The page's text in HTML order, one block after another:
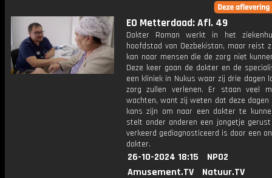
EO Metterdaad: Afl. 49
Dokter Roman werkt in het
hoofdstad van Oezbekistan, maar reist
kan naar mensen die de zorg niet
Deze keer gaan de dokter en de
een kliniek in Nukus waar zij drie dagen
zorg zullen verlenen. Er staan veel
wachten, want zij weten dat deze dagen
kans zijn om naar een dokter te
stelt onder anderen een jongetje
verkeerd gediagnosticeerd is door een
dokter.
26-10-2024 18:15
NPO2
Amusement.TV
Natuur.TV